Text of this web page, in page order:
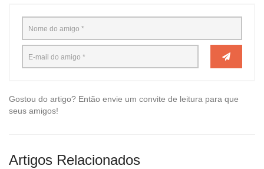
Gostou do artigo? Então envie um convite de leitura para que
seus amigos!
Artigos Relacionados